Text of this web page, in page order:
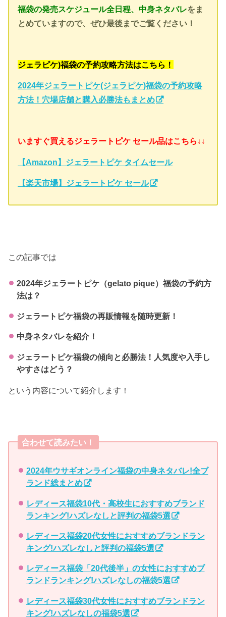
福袋の発売スケジュール全日程、中身ネタバレをま
とめていますので、ぜひ最後までご覧ください！
ジェラピケ)福袋の予約攻略方法はこちら！
2024年ジェラートピケ(ジェラピケ)福袋の予約攻略
方法！穴場店舗と購入必勝法もまとめ
いますぐ買えるジェラートピケ セール品はこちら↓↓
【Amazon】ジェラートピケ タイムセール
【楽天市場】ジェラートピケ セール
この記事では
2024年ジェラートピケ（gelato pique）福袋の予約方
法は？
ジェラートピケ福袋の再販情報を随時更新！
中身ネタバレを紹介！
ジェラートピケ福袋の傾向と必勝法！人気度や入手し
やすさはどう？
という内容について紹介します！
合わせて読みたい！
2024年ウサギオンライン福袋の中身ネタバレ!全ブ
ランド総まとめ
レディース福袋10代・高校生におすすめブランド
ランキング!ハズレなしと評判の福袋5選
レディース福袋20代女性におすすめブランドラン
キング!ハズレなしと評判の福袋5選
レディース福袋「20代後半」の女性におすすめブ
ランドランキング!ハズレなしの福袋5選
レディース福袋30代女性におすすめブランドラン
キング!ハズレなしの福袋5選